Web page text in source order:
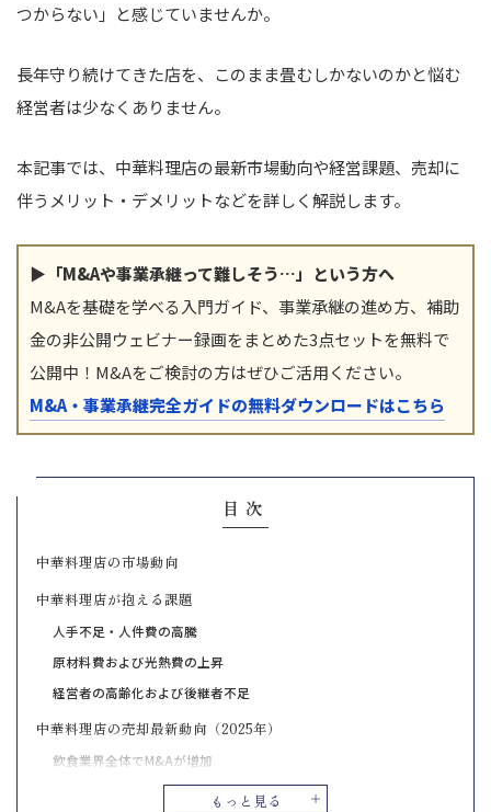
つからない」と感じていませんか。
長年守り続けてきた店を、このまま畳むしかないのかと悩む
経営者は少なくありません。
本記事では、中華料理店の最新市場動向や経営課題、売却に
伴うメリット・デメリットなどを詳しく解説します。
▶「M&Aや事業承継って難しそう…」という方へ
M&Aを基礎を学べる入門ガイド、事業承継の進め方、補助
金の非公開ウェビナー録画をまとめた3点セットを無料で
公開中！M&Aをご検討の方はぜひご活用ください。
M&A・事業承継完全ガイドの無料ダウンロードはこちら
目次
もっと見る
中華料理店の市場動向
中華料理店が抱える課題
人手不足・人件費の高騰
原材料費および光熱費の上昇
経営者の高齢化および後継者不足
中華料理店の売却最新動向（2025年）
飲食業界全体でM&Aが増加
個人経営店の事業売却が一般化